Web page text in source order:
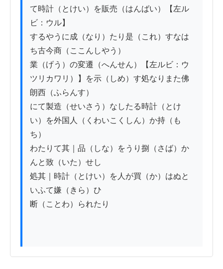
て時計（とけい）を販売（はんばい）【左ル
ビ：ウル】
するやうに成（なり）たり是（これ）すなは
ち古今商（ここんしやう）
業（げう）の変遷（へんせん）【左ルビ：ウ
ツリカワリ）】を示（しめ）す処なりまた佛
朗西（ふらんす）
にて製造（せいさう）なしたる時計（とけ
い）を外国人（くわいこくしん）か持（も
ち）
わたりて其｜品（しな）をうり捌（さば）か
んと致（いた）せし
処其｜時計（とけい）を人が買（か）はぬと
いふて嫌（きら）ひ
断（ことわ）られたり